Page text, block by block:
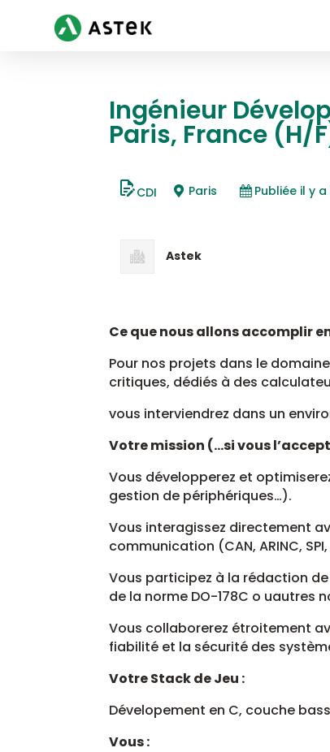
Ingénieur
Paris, France (H/
CDI Paris Publiée il y
Astek
Ce que nous allons accomplir
Pour nos projets dans le
critiques, dédiés à des
vous interviendrez dans un
Votre mission (…si vous
Vous développerez et
gestion de périphériques…).
Vous interagissez directement
communication (CAN, ARINC, SPI,
Vous participez à la rédaction
de la norme DO-178C o uautres
Vous collaborerez étroitement
fiabilité et la sécurité des
Votre Stack de Jeu :
Dévelopement en C, couche
Vous :